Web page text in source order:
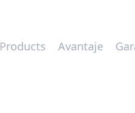
Products Avantaje